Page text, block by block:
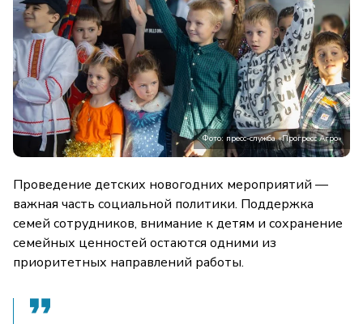
Фото: пресс-служба «Прогресс Агро»
Проведение детских новогодних мероприятий —
важная часть социальной политики. Поддержка
семей сотрудников, внимание к детям и сохранение
семейных ценностей остаются одними из
приоритетных направлений работы.